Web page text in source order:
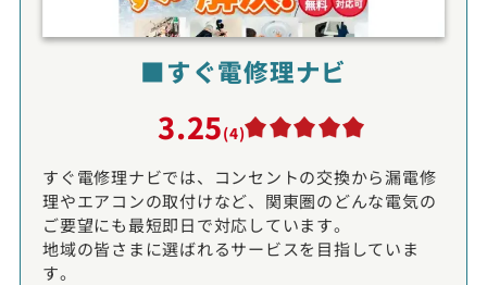
■すぐ電修理ナビ
3.25(4)
すぐ電修理ナビでは、コンセントの交換から漏電修
理やエアコンの取付けなど、関東圏のどんな電気の
ご要望にも最短即日で対応しています。
地域の皆さまに選ばれるサービスを目指していま
す。